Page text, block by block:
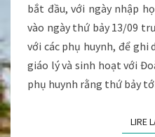
bắt đầu, với ngày nhập
vào ngày thứ bảy 13/09
với các phụ huynh, để ghi
giáo lý và sinh hoạt với
phụ huynh rằng thứ bảy
LIRE